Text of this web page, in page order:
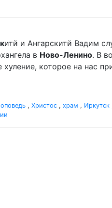
итй и Ангарскитй Вадим
в Ново-Ленино. В
которое на нас
, Христос , храм , Иркутск